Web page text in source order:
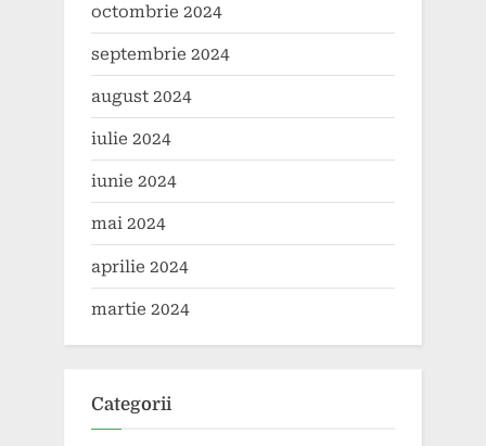
octombrie 2024
septembrie 2024
august 2024
iulie 2024
iunie 2024
mai 2024
aprilie 2024
martie 2024
Categorii